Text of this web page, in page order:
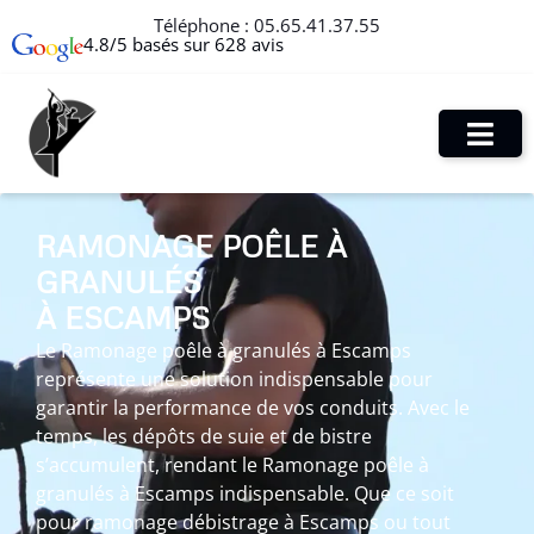
Téléphone : 05.65.41.37.55
4.8/5 basés sur 628 avis
RAMONAGE POÊLE À
GRANULÉS
À ESCAMPS
Le Ramonage poêle à granulés à Escamps
représente une solution indispensable pour
garantir la performance de vos conduits. Avec le
temps, les dépôts de suie et de bistre
s’accumulent, rendant le Ramonage poêle à
granulés à Escamps indispensable. Que ce soit
pour ramonage débistrage à Escamps ou tout